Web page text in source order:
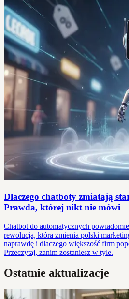
Dlaczego chatboty zmiatają
Prawda, której nikt nie mówi
Chatbot do automatycznych
rewolucja, która zmienia polski
naprawdę i dlaczego większość firm
Przeczytaj, zanim zostaniesz w tyle.
Ostatnie aktualizacje